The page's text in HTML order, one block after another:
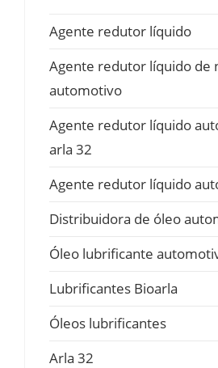
Agente redutor líquido
Agente redutor líquido de
automotivo
Agente redutor líquido
arla 32
Agente redutor líquido
Distribuidora de óleo
Óleo lubrificante
Lubrificantes Bioarla
Óleos lubrificantes
Arla 32